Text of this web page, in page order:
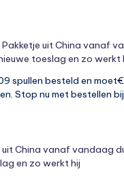
Pakketje uit China vanaf
toeslag en zo werkt
spullen besteld en
Stop nu met bestellen bij
uit China vanaf vandaag
en zo werkt hij